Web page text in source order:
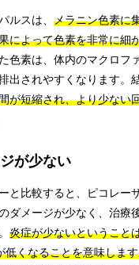
ルスは、 メラニン色素に
によって色素を非常に細
色素は、体内のマクロフ
出されやすくなります。
が短縮され、より少ない
が少ない
と比較すると、ピコレー
ダメージが少なく、治療
炎症が少ないということ
低くなることを意味しま